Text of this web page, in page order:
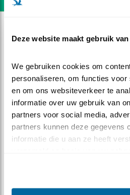
Deze website maakt gebruik
We gebruiken cookies om
personaliseren, om functies voor
en om ons websiteverkeer te
informatie over uw gebruik van
partners voor social media,
partners kunnen deze gegevens
informatie die u aan ze heeft